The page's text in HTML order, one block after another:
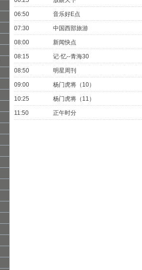
06:50 音乐好E点
07:30 中国西部旅游
08:00 新闻快点
08:15 记·忆--青海30
08:50 明星周刊
09:00 杨门虎将（10）
10:25 杨门虎将（11）
11:50 正午时分